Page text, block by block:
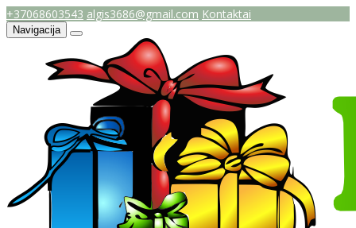
+37068603543 algis3686@gmail.com Kontaktai
Navigacija